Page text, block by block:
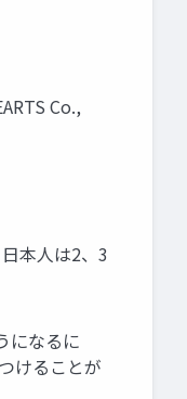
Co.,
本人は2、3
になるに
けることが